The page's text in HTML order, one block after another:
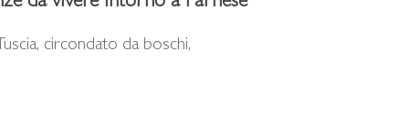
circondato da boschi,